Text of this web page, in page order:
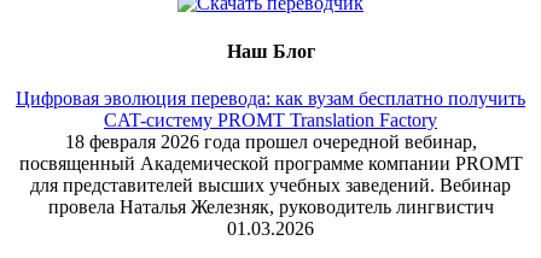
Наш Блог
Цифровая эволюция перевода: как вузам бесплатно получить
CAT-систему PROMT Translation Factory
18 февраля 2026 года прошел очередной вебинар,
посвященный Академической программе компании PROMT
для представителей высших учебных заведений. Вебинар
провела Наталья Железняк, руководитель лингвистич
01.03.2026